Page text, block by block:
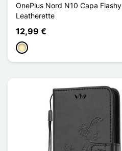
OnePlus Nord N10 Capa Flashy
Leatherette
12,99 €
Ouro